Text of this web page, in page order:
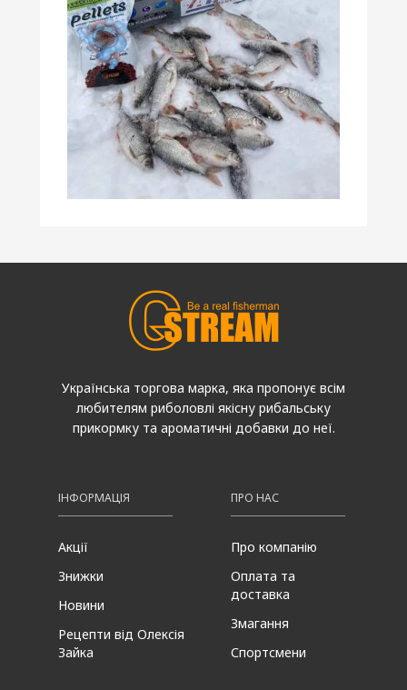
Українська торгова марка, яка пропонує всім
любителям риболовлі якісну рибальську
прикормку та ароматичні добавки до неї.
ІНФОРМАЦІЯ
Акції
Знижки
Новини
Рецепти від Олексія
Зайка
ПРО НАС
Про компанію
Оплата та
доставка
Змагання
Спортсмени